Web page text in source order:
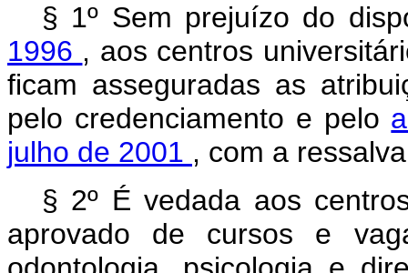
§ 1º Sem prejuízo do
1996 , aos centros
ficam asseguradas as
pelo credenciamento e pelo
julho de 2001 , com a
§ 2º É vedada aos
aprovado de cursos e